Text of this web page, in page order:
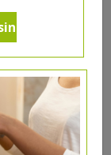
24.98€/kg
+